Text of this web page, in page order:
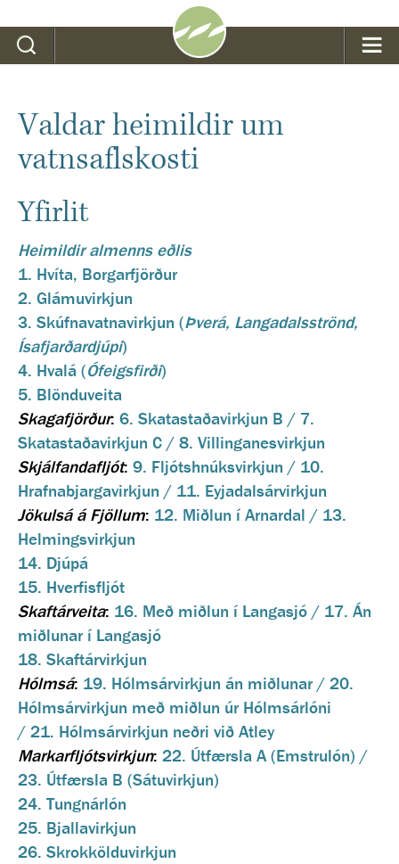
Valdar heimildir um
vatnsaflskosti
Yfirlit
Heimildir almenns eðlis
1. Hvíta, Borgarfjörður
2. Glámuvirkjun
3. Skúfnavatnavirkjun (Þverá, Langadalsströnd,
Ísafjarðardjúpi)
4. Hvalá (Ófeigsfirði)
5. Blönduveita
Skagafjörður: 6. Skatastaðavirkjun B / 7.
Skatastaðavirkjun C / 8. Villinganesvirkjun
Skjálfandafljót: 9. Fljótshnúksvirkjun / 10.
Hrafnabjargavirkjun / 11. Eyjadalsárvirkjun
Jökulsá á Fjöllum: 12. Miðlun í Arnardal / 13.
Helmingsvirkjun
14. Djúpá
15. Hverfisfljót
Skaftárveita: 16. Með miðlun í Langasjó / 17. Án
miðlunar í Langasjó
18. Skaftárvirkjun
Hólmsá: 19. Hólmsárvirkjun án miðlunar / 20.
Hólmsárvirkjun með miðlun úr Hólmsárlóni
/ 21. Hólmsárvirkjun neðri við Atley
Markarfljótsvirkjun: 22. Útfærsla A (Emstrulón) /
23. Útfærsla B (Sátuvirkjun)
24. Tungnárlón
25. Bjallavirkjun
26. Skrokkölduvirkjun